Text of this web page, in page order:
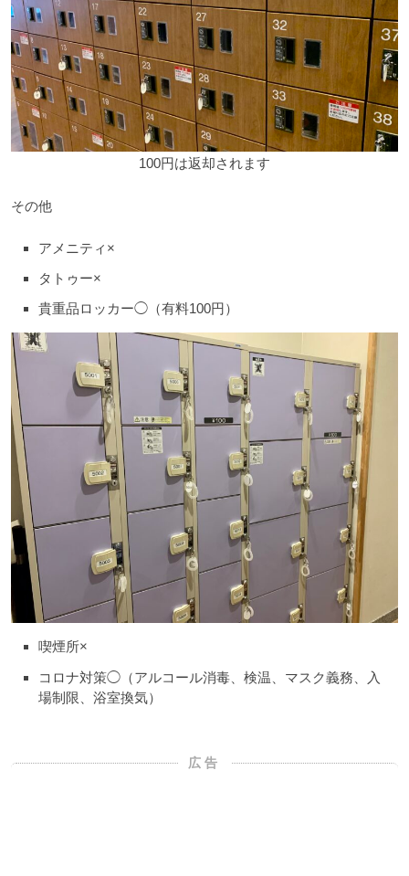
100円は返却されます
その他
アメニティ×
タトゥー×
貴重品ロッカー◯（有料100円）
喫煙所×
コロナ対策◯（アルコール消毒、検温、マスク義務、入
場制限、浴室換気）